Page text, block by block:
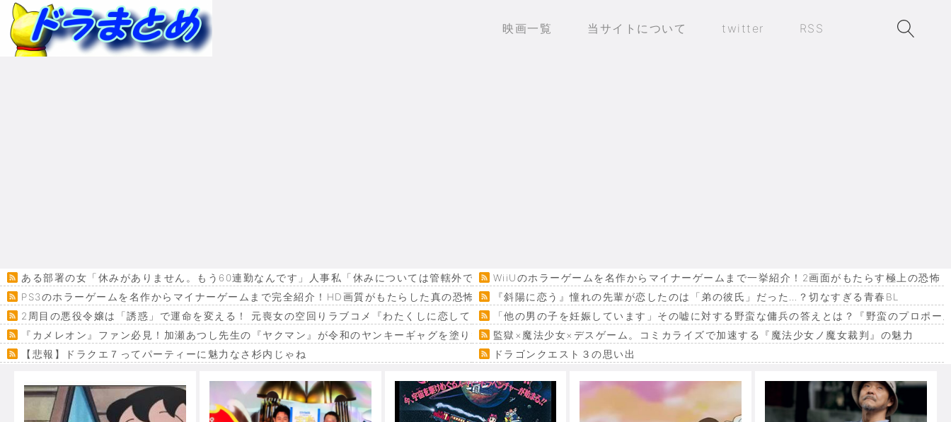
映画一覧 当サイトについて twitter RSS
ある部署の女「休みがありません。もう60連勤なんです」人事私「休みについては管轄外です。上司に相談して下さい。これは私ではなく人事部長の判断です」→とんでもない事に…
WiiUのホラーゲームを名作からマイナーゲームまで一挙紹介！2画面がもたらす極上の恐怖
PS3のホラーゲームを名作からマイナーゲームまで完全紹介！HD画質がもたらした真の恐怖…
『斜陽に恋う』憧れの先輩が恋したのは「弟の彼氏」だった…？切なすぎる青春BL
2周目の悪役令嬢は「誘惑」で運命を変える！ 元喪女の空回りラブコメ『わたくしに恋してください！』「他の男の子を妊娠しています」その嘘に対する野蛮な傭兵の答えとは？『野蛮のプロポー
『カメレオン』ファン必見！加瀬あつし先生の『ヤクマン』が令和のヤンキーギャグを塗り替える監獄×魔法少女×デスゲーム。コミカライズで加速する『魔法少女ノ魔女裁判』の魅力
【悲報】ドラクエ７ってパーティーに魅力なさ杉内じゃね
ドラゴンクエスト３の思い出